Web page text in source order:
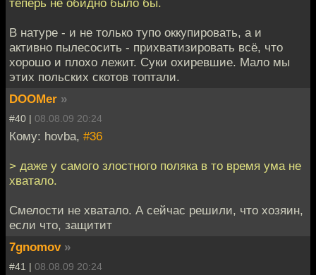
В натуре - и не только тупо оккупировать, а и
активно пылесосить - прихватизировать всё, что
хорошо и плохо лежит. Суки охиревшие. Мало мы
этих польских скотов топтали.
DOOMer »
#40 | 08.08.09 20:24
Кому: hovba, #36
> даже у самого злостного поляка в то время ума не
хватало.
Смелости не хватало. А сейчас решили, что хозяин,
если что, защитит
7gnomov »
#41 | 08.08.09 20:24